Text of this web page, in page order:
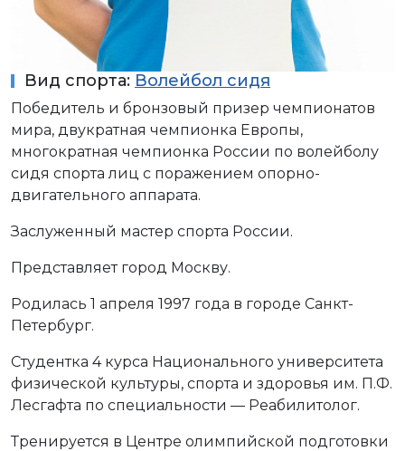
Вид спорта: Волейбол сидя
Победитель и бронзовый призер чемпионатов
мира, двукратная чемпионка Европы,
многократная чемпионка России по волейболу
сидя спорта лиц с поражением опорно-
двигательного аппарата.
Заслуженный мастер спорта России.
Представляет город Москву.
Родилась 1 апреля 1997 года в городе Санкт-
Петербург.
Студентка 4 курса Национального университета
физической культуры, спорта и здоровья им. П.Ф.
Лесгафта по специальности — Реабилитолог.
Тренируется в Центре олимпийской подготовки